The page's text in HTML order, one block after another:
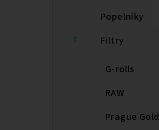
Popelníky
Filtry
G-rolls
RAW
Prague Gold